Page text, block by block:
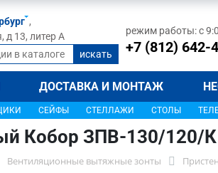
,
д 13, литер А
режим работы: с
+7 (812) 642-
ДОСТАВКА И МОНТАЖ
СЕЙФЫ СТЕЛЛАЖИ СТОЛЫ
Кобор ЗПВ-130/120/К
Вентиляционные вытяжные зонты